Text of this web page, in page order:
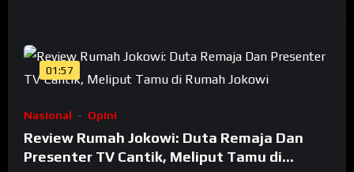
01:57
Nasional Opini
Review Rumah Jokowi: Duta Remaja Dan
Presenter TV Cantik, Meliput Tamu di